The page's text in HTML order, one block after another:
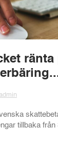
ränta
admin
tillbaka